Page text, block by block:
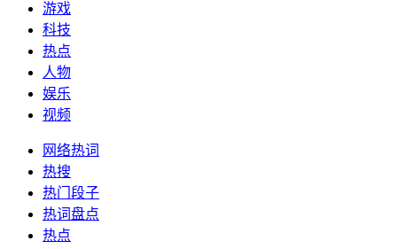
游戏
科技
热点
人物
娱乐
视频
网络热词
热搜
热门段子
热词盘点
热点